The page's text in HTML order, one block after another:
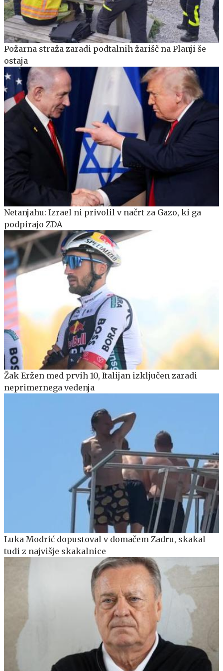
Požarna straža zaradi podtalnih žarišč na Planji še
ostaja
Netanjahu: Izrael ni privolil v načrt za Gazo, ki ga
podpirajo ZDA
Žak Eržen med prvih 10, Italijan izključen zaradi
neprimernega vedenja
Luka Modrić dopustoval v domačem Zadru, skakal
tudi z najvišje skakalnice